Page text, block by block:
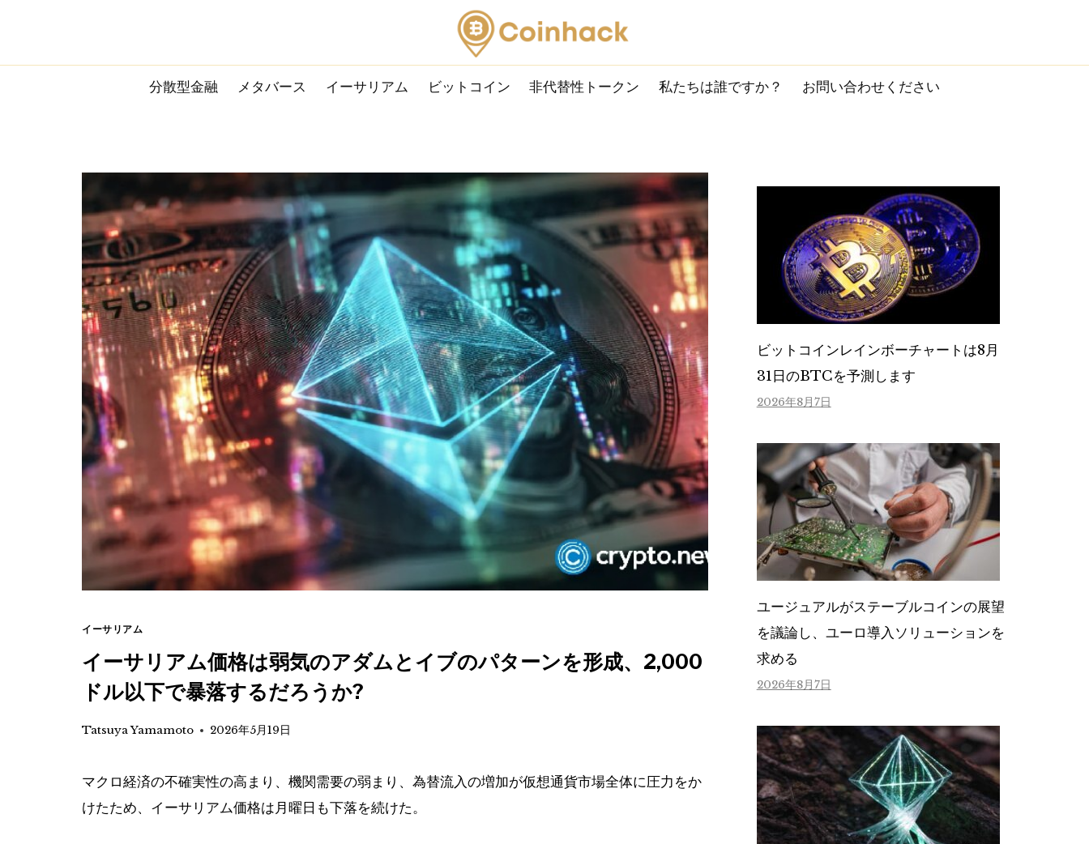
content
分散型金融 メタバース イーサリアム ビットコイン 非代替性トークン 私たちは誰ですか？ お問い合わせください
イーサリアム
イーサリアム価格は弱気のアダムとイブのパターンを形成、2,000
ドル以下で暴落するだろうか?
Tatsuya Yamamoto 2026年5月19日
マクロ経済の不確実性の高まり、機関需要の弱まり、為替流入の増加が仮想通貨市場全体に圧力をか
けたため、イーサリアム価格は月曜日も下落を続けた。
ビットコインレインボーチャートは8月
31日のBTCを予測します
2026年8月7日
ユージュアルがステーブルコインの展望
を議論し、ユーロ導入ソリューションを
求める
2026年8月7日